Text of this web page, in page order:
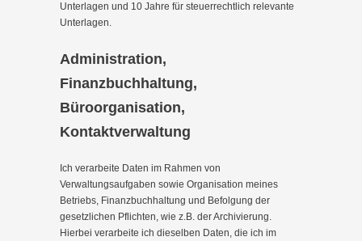
Unterlagen und 10 Jahre für steuerrechtlich relevante
Unterlagen.
Administration,
Finanzbuchhaltung,
Büroorganisation,
Kontaktverwaltung
Ich verarbeite Daten im Rahmen von
Verwaltungsaufgaben sowie Organisation meines
Betriebs, Finanzbuchhaltung und Befolgung der
gesetzlichen Pflichten, wie z.B. der Archivierung.
Hierbei verarbeite ich dieselben Daten, die ich im